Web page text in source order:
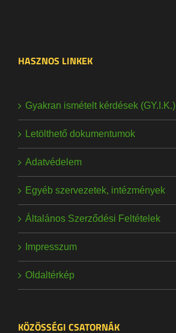
HASZNOS LINKEK
Gyakran ismételt kérdések (GY.I.K.)
Letölthető dokumentumok
Adatvédelem
Egyéb szervezetek, intézmények
Általános Szerződési Feltételek
Impresszum
Oldaltérkép
KÖZÖSSÉGI CSATORNÁK